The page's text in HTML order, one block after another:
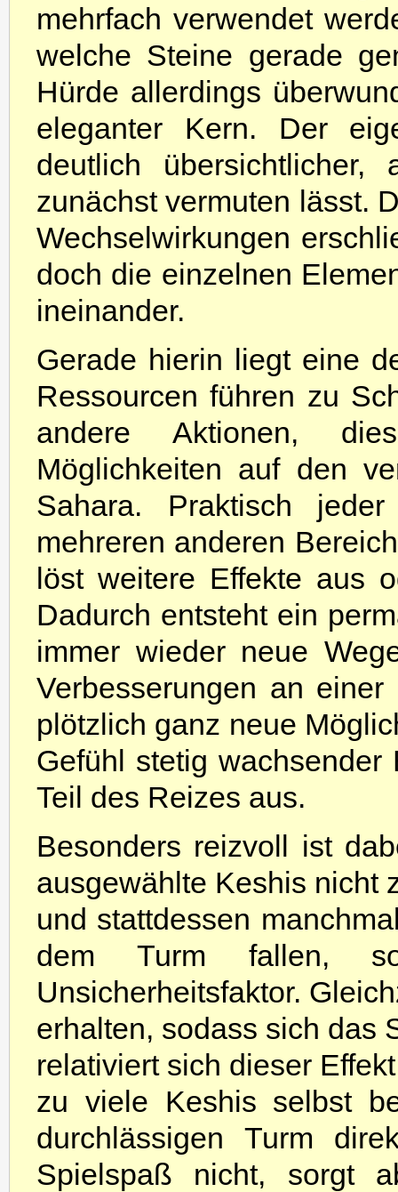
mehrfach verwendet
welche Steine gerade
Hürde allerdings
eleganter Kern. Der
deutlich
zunächst vermuten lässt.
Wechselwirkungen
doch die einzelnen
ineinander.
Gerade hierin liegt eine
Ressourcen führen zu
andere Aktionen,
Möglichkeiten auf den
Sahara. Praktisch
mehreren anderen
löst weitere Effekte aus
Dadurch entsteht ein
immer wieder neue
Verbesserungen an
plötzlich ganz neue
Gefühl stetig
Teil des Reizes aus.
Besonders reizvoll ist
ausgewählte Keshis nicht
und stattdessen
dem Turm fallen,
Unsicherheitsfaktor.
erhalten, sodass sich das
relativiert sich dieser
zu viele Keshis selbst
durchlässigen Turm
Spielspaß nicht, sorgt